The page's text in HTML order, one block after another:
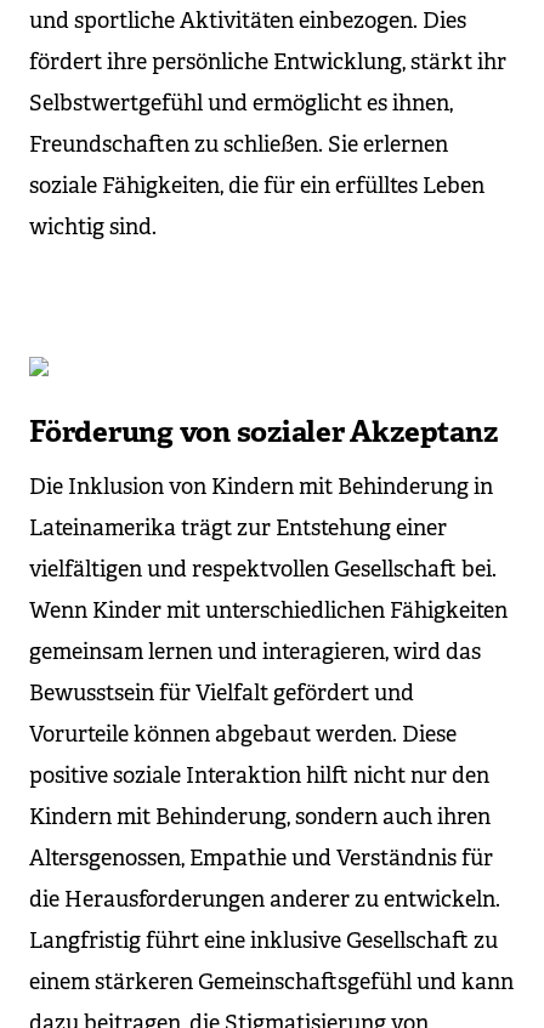
und sportliche Aktivitäten einbezogen. Dies
fördert ihre persönliche Entwicklung, stärkt ihr
Selbstwertgefühl und ermöglicht es ihnen,
Freundschaften zu schließen. Sie erlernen
soziale Fähigkeiten, die für ein erfülltes Leben
wichtig sind.
Förderung von sozialer Akzeptanz
Die Inklusion von Kindern mit Behinderung in
Lateinamerika trägt zur Entstehung einer
vielfältigen und respektvollen Gesellschaft bei.
Wenn Kinder mit unterschiedlichen Fähigkeiten
gemeinsam lernen und interagieren, wird das
Bewusstsein für Vielfalt gefördert und
Vorurteile können abgebaut werden. Diese
positive soziale Interaktion hilft nicht nur den
Kindern mit Behinderung, sondern auch ihren
Altersgenossen, Empathie und Verständnis für
die Herausforderungen anderer zu entwickeln.
Langfristig führt eine inklusive Gesellschaft zu
einem stärkeren Gemeinschaftsgefühl und kann